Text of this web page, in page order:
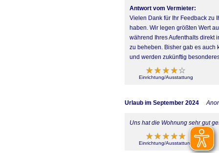
Antwort vom Vermieter:
Vielen Dank für Ihr Feedback zu
haben. Wir legen größten Wert
während Ihres Aufenthalts direkt
zu beheben. Bisher gab es auch
und werden zukünftig
Einrichtung/Ausstattung
Urlaub im September 2024
Uns hat die Wohnung sehr gut
Einrichtung/Ausstattung